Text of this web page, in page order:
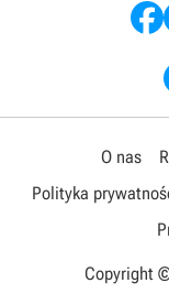
O nas
Polityka
Copyright